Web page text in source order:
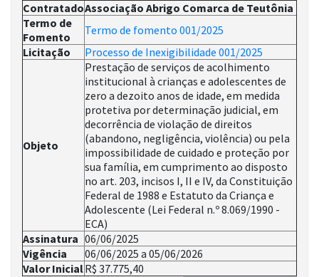
ContratadoAssociação Abrigo Comarca de Teutônia
Termo de
Fomento
Termo de fomento 001/2025
Licitação
Processo de Inexigibilidade 001/2025
Objeto
Prestação de serviços de acolhimento
institucional à crianças e adolescentes de
zero a dezoito anos de idade, em medida
protetiva por determinação judicial, em
decorrência de violação de direitos
(abandono, negligência, violência) ou pela
impossibilidade de cuidado e proteção por
sua família, em cumprimento ao disposto
no art. 203, incisos I, II e IV, da Constituição
Federal de 1988 e Estatuto da Criança e
Adolescente (Lei Federal n.º 8.069/1990 -
ECA)
Assinatura 06/06/2025
Vigência
06/06/2025 a 05/06/2026
Valor InicialR$ 37.775,40